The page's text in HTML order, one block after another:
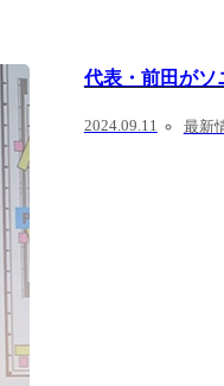
代表・前田がソ
2024.09.11 最新